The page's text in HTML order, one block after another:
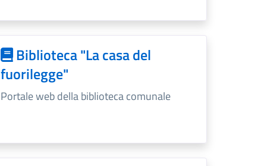
Biblioteca "La casa del
fuorilegge"
Portale web della biblioteca comunale